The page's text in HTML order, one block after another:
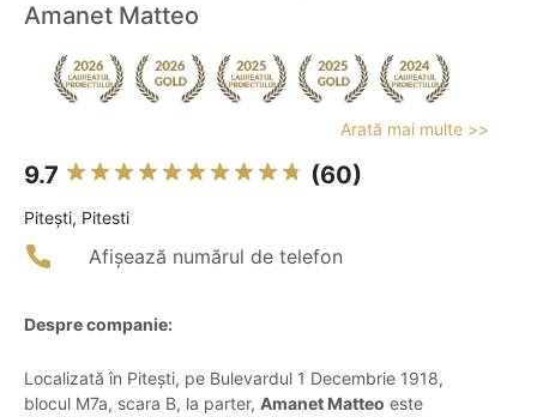
Amanet Matteo
Arată mai multe >>
9.7 (60)
Piteşti, Pitesti
Afișează numărul de telefon
Despre companie:
Localizată în Pitești, pe Bulevardul 1 Decembrie 1918,
blocul M7a, scara B, la parter, Amanet Matteo este